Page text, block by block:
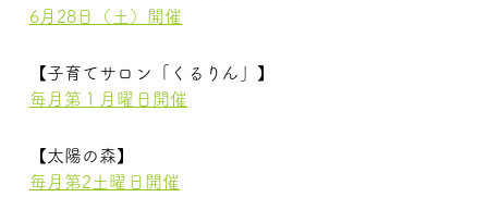
6月28日（土）開催
【子育てサロン「くるりん」】
毎月第１月曜日開催
【太陽の森】
毎月第2土曜日開催